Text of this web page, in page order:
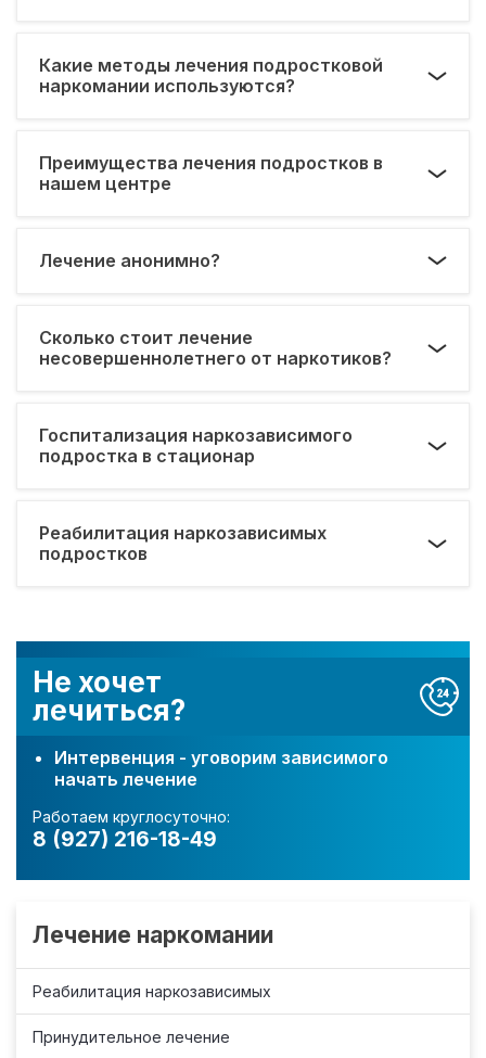
Не хочет
лечиться?
Интервенция - уговорим зависимого
начать лечение
Работаем круглосуточно:
8 (927) 216-18-49
Лечение наркомании
Реабилитация наркозависимых
Принудительное лечение
Какие методы лечения подростковой
наркомании используются?
Преимущества лечения подростков в
нашем центре
Лечение анонимно?
Сколько стоит лечение
несовершеннолетнего от наркотиков?
Госпитализация наркозависимого
подростка в стационар
Реабилитация наркозависимых
подростков